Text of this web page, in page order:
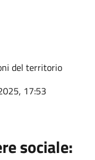
del territorio
17:53
sociale: